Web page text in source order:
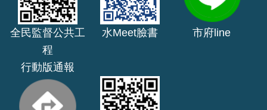
公
全民監督公共工
程
行動版通報
水Meet臉書 市府line